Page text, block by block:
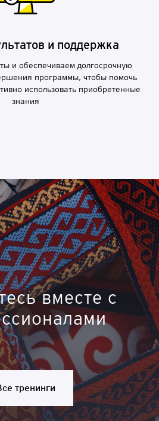
и поддержка
и обеспечиваем долгосрочную
программы, чтобы помочь
использовать приобретенные
знания
вместе с
тренинги